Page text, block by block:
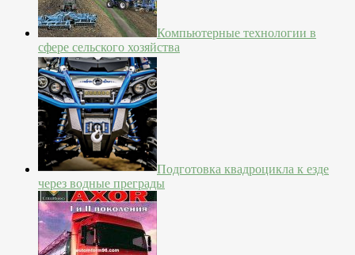
Компьютерные технологии в
сфере сельского хозяйства
Подготовка квадроцикла к езде
через водные преграды